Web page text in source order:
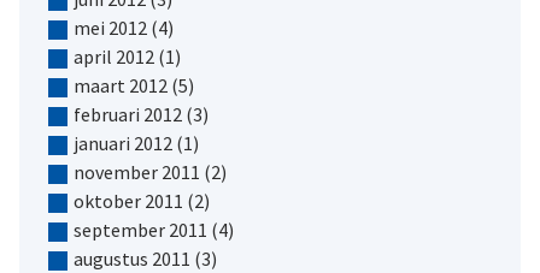
mei 2012 (4)
april 2012 (1)
maart 2012 (5)
februari 2012 (3)
januari 2012 (1)
november 2011 (2)
oktober 2011 (2)
september 2011 (4)
augustus 2011 (3)